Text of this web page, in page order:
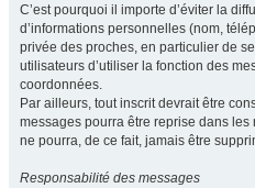
C’est pourquoi il importe d’éviter la
d’informations personnelles (nom,
privée des proches, en particulier de
utilisateurs d’utiliser la fonction des
coordonnées.
Par ailleurs, tout inscrit devrait être
messages pourra être reprise dans
ne pourra, de ce fait, jamais être
Responsabilité des messages